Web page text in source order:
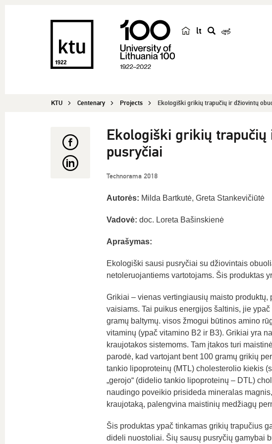
lt
h
KTU Centenary Projects Ekologiški grikių trapučių ir džiovintų
Ekologiški grikių trapučių
pusryčiai
Technorama 2018
Autorės: Milda Bartkutė, Greta Stankevičiūtė
Vadovė: doc. Loreta Bašinskienė
Aprašymas:
Ekologiški sausi pusryčiai su džiovintais
netoleruojantiems vartotojams. Šis produktas
Grikiai ‒ vienas vertingiausių maisto
vaisiams. Tai puikus energijos šaltinis, jie
gramų baltymų. visos žmogui būtinos amino
vitaminų (ypač vitamino B2 ir B3). Grikiai yra
kraujotakos sistemoms. Tam įtakos turi
parodė, kad vartojant bent 100 gramų grikių
tankio lipoproteinų (MTL) cholesterolio kiekis
„gerojo“ (didelio tankio lipoproteinų – DTL)
naudingo poveikio prisideda mineralas
kraujotaką, palengvina maistinių medžiagų
Šis produktas ypač tinkamas grikių trapučius
dideli nuostoliai. Šių sausų pusryčių gamybai